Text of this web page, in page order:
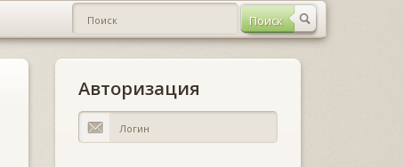
Авторизация